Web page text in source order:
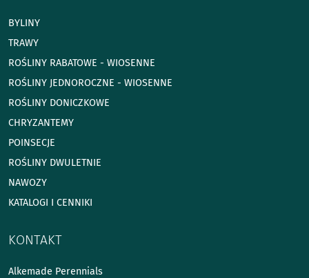
BYLINY
TRAWY
ROŚLINY RABATOWE - WIOSENNE
ROŚLINY JEDNOROCZNE - WIOSENNE
ROŚLINY DONICZKOWE
CHRYZANTEMY
POINSECJE
ROŚLINY DWULETNIE
NAWOZY
KATALOGI I CENNIKI
KONTAKT
Alkemade Perennials